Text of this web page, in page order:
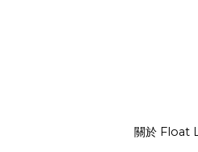
關於 Float